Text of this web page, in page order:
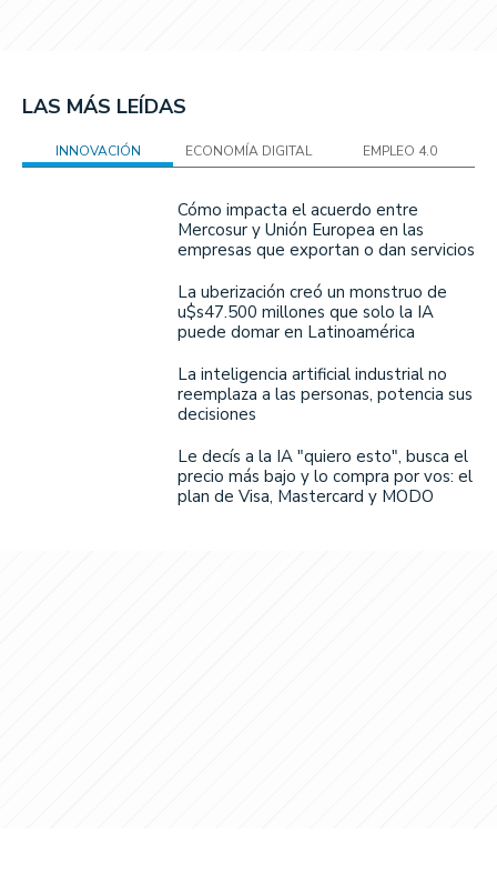
LAS MÁS LEÍDAS
INNOVACIÓN ECONOMÍA DIGITAL EMPLEO 4.0
Cómo impacta el acuerdo entre
Mercosur y Unión Europea en las
empresas que exportan o dan servicios
La uberización creó un monstruo de
u$s47.500 millones que solo la IA
puede domar en Latinoamérica
La inteligencia artificial industrial no
reemplaza a las personas, potencia sus
decisiones
Le decís a la IA "quiero esto", busca el
precio más bajo y lo compra por vos: el
plan de Visa, Mastercard y MODO